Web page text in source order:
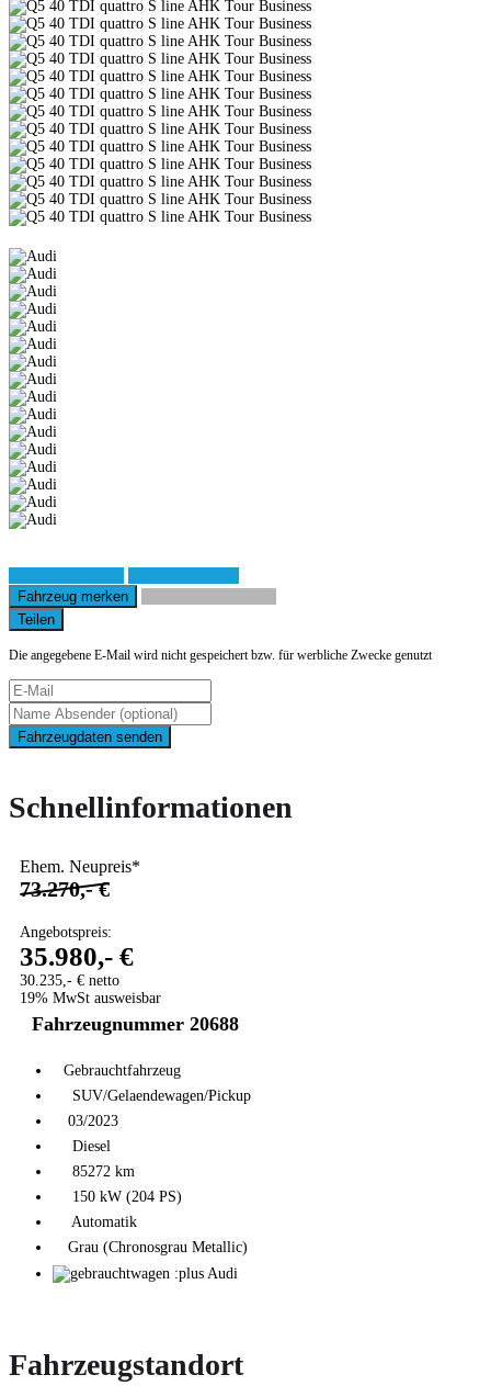
Fahrzeug merken
Teilen
Die angegebene E-Mail wird nicht gespeichert bzw. für werbliche Zwecke genutzt
Fahrzeugdaten senden
Schnellinformationen
Ehem. Neupreis*
73.270,- €
Angebotspreis:
35.980,- €
30.235,- € netto
19% MwSt ausweisbar
Fahrzeugnummer 20688
Gebrauchtfahrzeug
SUV/Gelaendewagen/Pickup
03/2023
Diesel
85272 km
150 kW (204 PS)
Automatik
Grau (Chronosgrau Metallic)
Fahrzeugstandort